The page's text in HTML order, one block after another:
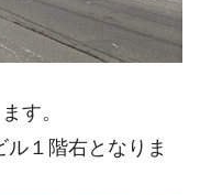
す。
ル１階右となりま